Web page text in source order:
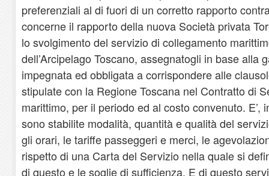
preferenziali al di fuori di un corretto rapporto
concerne il rapporto della nuova Società privata
lo svolgimento del servizio di collegamento
dell’Arcipelago Toscano, assegnatogli in base alla
impegnata ed obbligata a corrispondere alle
stipulate con la Regione Toscana nel Contratto di
marittimo, per il periodo ed al costo convenuto. E’,
sono stabilite modalità, quantità e qualità del
gli orari, le tariffe passeggeri e merci, le
rispetto di una Carta del Servizio nella quale si
di questo e le soglie di sufficienza. E di questo